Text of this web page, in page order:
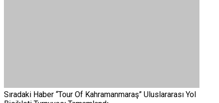
Sıradaki Haber “Tour Of Kahramanmaraş” Uluslararası Yol